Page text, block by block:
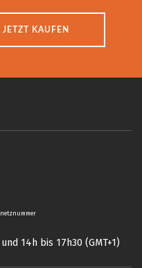
JETZT KAUFEN
14h bis 17h30 (GMT+1)